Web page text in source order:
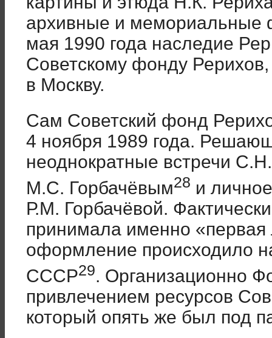
архивные и мемориальные
мая 1990 года наследие
Советскому фонду
в Москву.
Сам Советский фонд
4 ноября 1989 года.
неоднократные встречи
М.С. Горбачёвым28 и
Р.М. Горбачёвой.
принимала именно «первая
оформление происходило
СССР29. Организационно
привлечением ресурсов
который опять же был под